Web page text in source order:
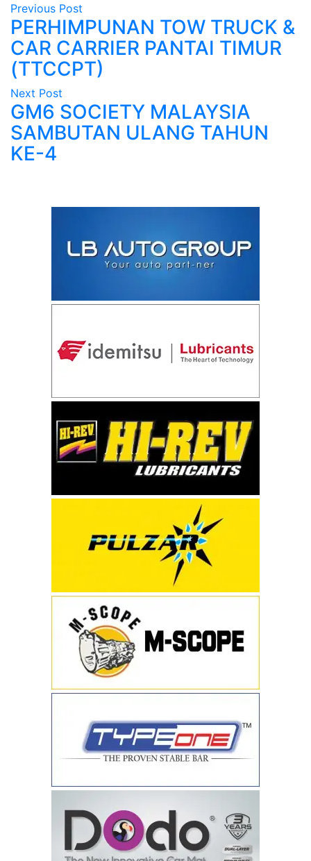
Previous Post
PERHIMPUNAN TOW TRUCK &
CAR CARRIER PANTAI TIMUR
(TTCCPT)
Next Post
GM6 SOCIETY MALAYSIA
SAMBUTAN ULANG TAHUN
KE-4